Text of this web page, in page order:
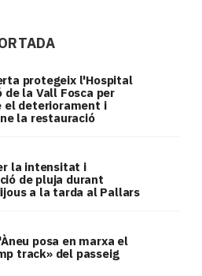
protegeix l'Hospital
de la Vall Fosca per
el deteriorament i
la restauració
la intensitat i
de pluja durant
a la tarda al Pallars
posa en marxa el
track» del passeig